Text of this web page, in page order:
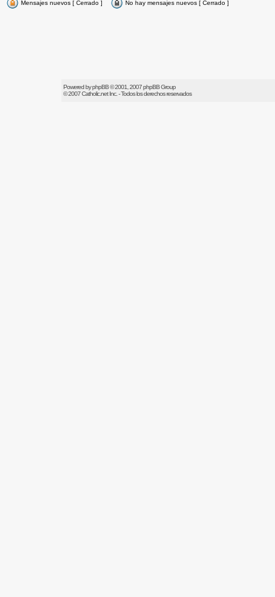
Mensajes nuevos [ Cerrado ] No hay mensajes nuevos [ Cerrado ]
Powered byphpBB© 2001, 2007 phpBB Group
© 2007Catholic.netInc. - Todos los derechos reservados